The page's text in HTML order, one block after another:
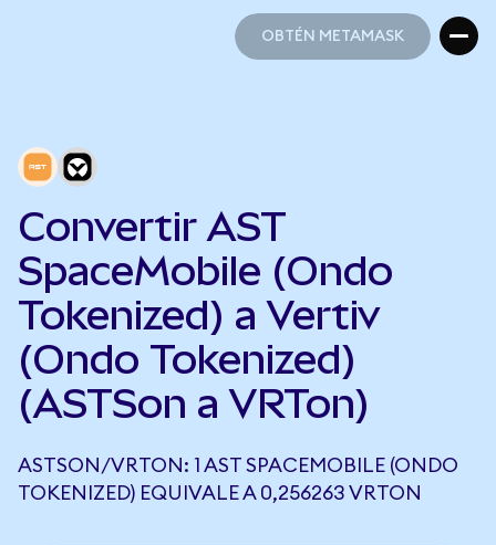
OBTÉN METAMASK
Convertir AST
SpaceMobile (Ondo
Tokenized) a Vertiv
(Ondo Tokenized)
(ASTSon a VRTon)
ASTSON/VRTON: 1 AST SPACEMOBILE (ONDO
TOKENIZED) EQUIVALE A 0,256263 VRTON